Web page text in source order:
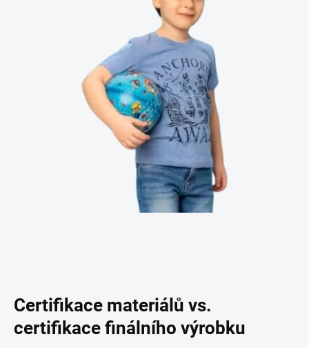
Certifikace materiálů vs.
certifikace finálního výrobku